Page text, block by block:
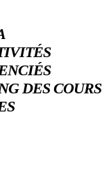
DES COURS